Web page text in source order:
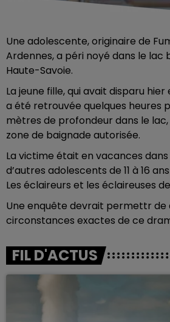
Une adolescente, originaire de
Ardennes, a péri noyé dans le lac
Haute-Savoie.
La jeune fille, qui avait disparu
a été retrouvée quelques heures
mètres de profondeur dans le lac,
zone de baignade autorisée.
La victime était en vacances
d’autres adolescents de 11 à 16
Les éclaireurs et les éclaireuses
Une enquête devrait permettr de
circonstances exactes de ce
FIL D'ACTUS